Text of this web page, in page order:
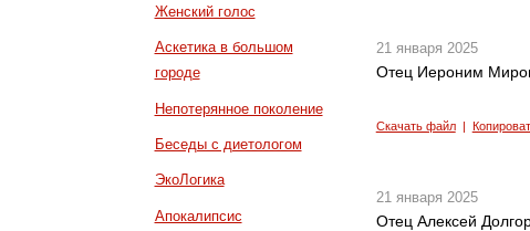
Женский голос
Аскетика в большом
городе
Непотерянное поколение
Беседы с диетологом
ЭкоЛогика
Апокалипсис
21 января 2025
Отец Иероним
Скачать файл|
21 января 2025
Отец Алексей